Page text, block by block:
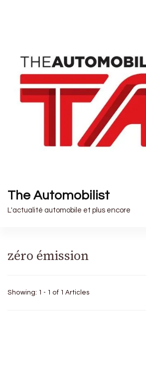
The Automobilist
L'actualité automobile et plus encore
zéro émission
Showing: 1 - 1 of 1 Articles